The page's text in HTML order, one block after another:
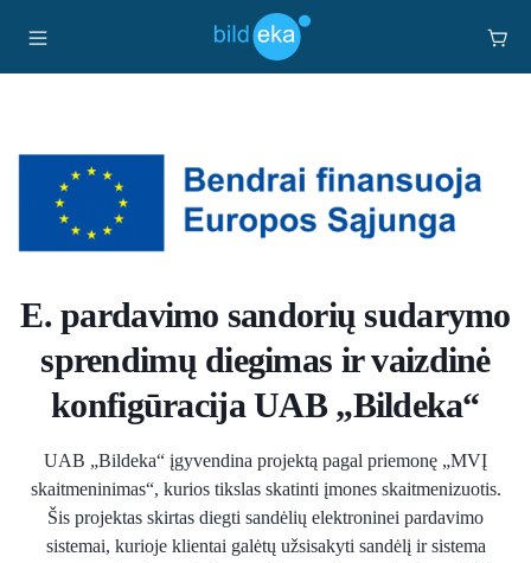
E. pardavimo sandorių sudarymo
sprendimų diegimas ir vaizdinė
konfigūracija UAB „Bildeka“
UAB „Bildeka“ įgyvendina projektą pagal priemonę „MVĮ
skaitmeninimas“, kurios tikslas skatinti įmones skaitmenizuotis.
Šis projektas skirtas diegti sandėlių elektroninei pardavimo
sistemai, kurioje klientai galėtų užsisakyti sandėlį ir sistema